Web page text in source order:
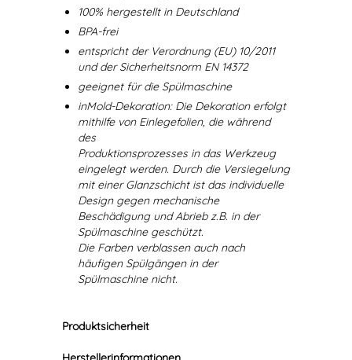
100% hergestellt in Deutschland
BPA-frei
entspricht der Verordnung (EU) 10/2011
und der Sicherheitsnorm EN 14372
geeignet für die Spülmaschine
inMold-Dekoration: Die Dekoration erfolgt
mithilfe von Einlegefolien, die während
des
Produktionsprozesses in das Werkzeug
eingelegt werden. Durch die Versiegelung
mit einer Glanzschicht ist das individuelle
Design gegen mechanische
Beschädigung und Abrieb z.B. in der
Spülmaschine geschützt.
Die Farben verblassen auch nach
häufigen Spülgängen in der
Spülmaschine nicht.
Produktsicherheit